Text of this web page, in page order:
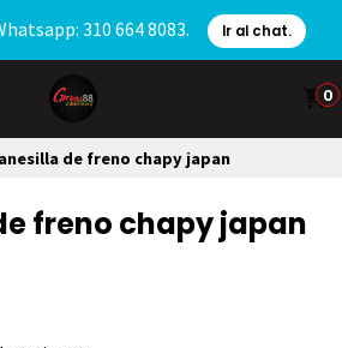
310 664 8083. Ir al chat.
0
de freno chapy japan
freno chapy japan